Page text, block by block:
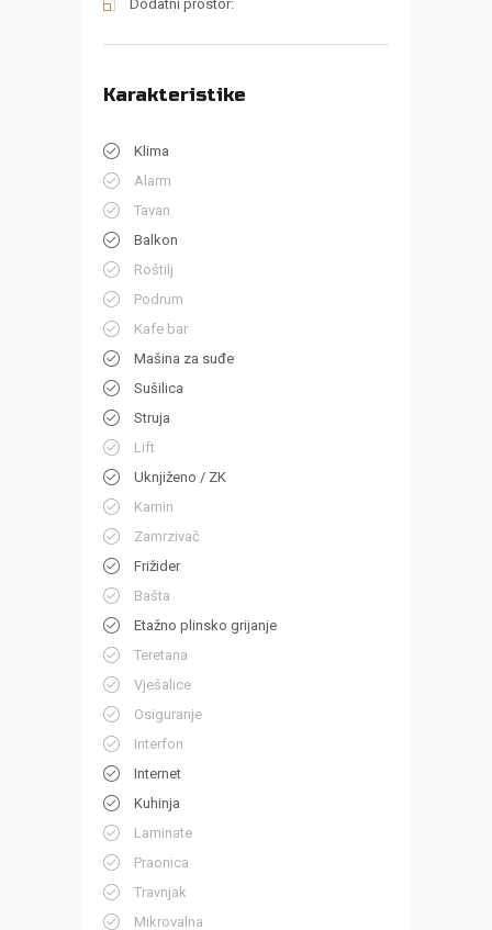
Dodatni prostor:
Karakteristike
Klima
Alarm
Tavan
Balkon
Roštilj
Podrum
Kafe bar
Mašina za suđe
Sušilica
Struja
Lift
Uknjiženo / ZK
Kamin
Zamrzivač
Frižider
Bašta
Etažno plinsko grijanje
Teretana
Vješalice
Osiguranje
Interfon
Internet
Kuhinja
Laminate
Praonica
Travnjak
Mikrovalna